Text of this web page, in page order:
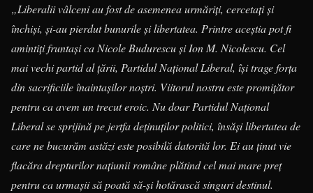
„Liberalii vâlceni au fost de asemenea urmăriți, cercetați și
închiși, și-au pierdut bunurile și libertatea. Printre aceștia pot fi
amintiți fruntași ca Nicole Budurescu și Ion M. Nicolescu. Cel
mai vechi partid al țării, Partidul Național Liberal, își trage forța
din sacrificiile înaintașilor noștri. Viitorul nostru este promițător
pentru ca avem un trecut eroic. Nu doar Partidul Național
Liberal se sprijină pe jertfa deținuților politici, însăși libertatea de
care ne bucurăm astăzi este posibilă datorită lor. Ei au ținut vie
flacăra drepturilor națiunii române plătind cel mai mare preț
pentru ca urmașii să poată să-și hotărască singuri destinul.